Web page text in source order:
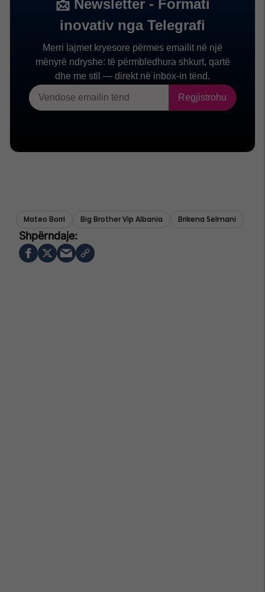
Mateo Borri Big Brother Vip Albania Brikena Selmani